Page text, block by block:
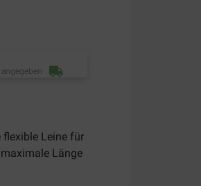
flexible Leine für
Länge